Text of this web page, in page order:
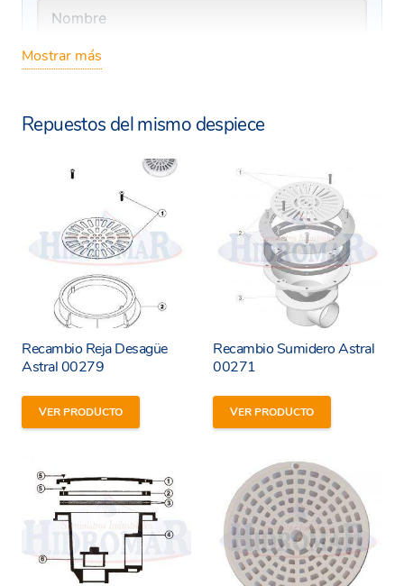
Mostrar más
Repuestos del mismo despiece
Recambio Reja Desagüe
Astral 00279
VER PRODUCTO
Recambio Sumidero Astral
00271
VER PRODUCTO